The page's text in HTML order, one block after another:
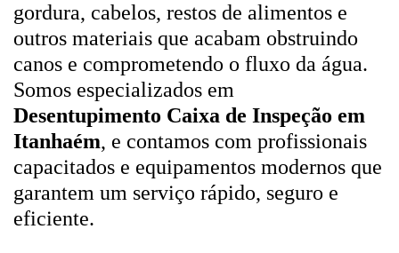
gordura, cabelos, restos de alimentos e
outros materiais que acabam obstruindo
canos e comprometendo o fluxo da água.
Somos especializados em
Desentupimento Caixa de Inspeção em
Itanhaém, e contamos com profissionais
capacitados e equipamentos modernos que
garantem um serviço rápido, seguro e
eficiente.